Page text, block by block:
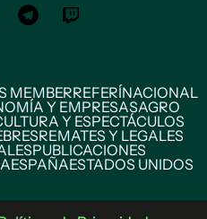
MEMBERREFERÍNACIONAL
Y EMPRESASAGRO
Y ESPECTÁCULOS
REMATES Y LEGALES
PUBLICACIONES
ESPAÑAESTADOS UNIDOS